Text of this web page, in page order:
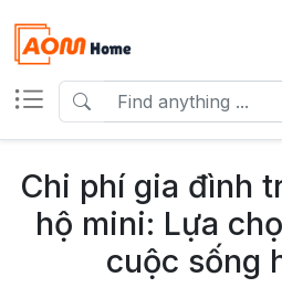
Chi phí gia đình
hộ mini: Lựa
cuộc sống